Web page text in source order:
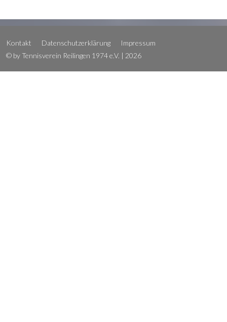
Kontakt Datenschutzerklärung
Impressum
© by Tennisverein Reilingen 1974 e.V. | 2026